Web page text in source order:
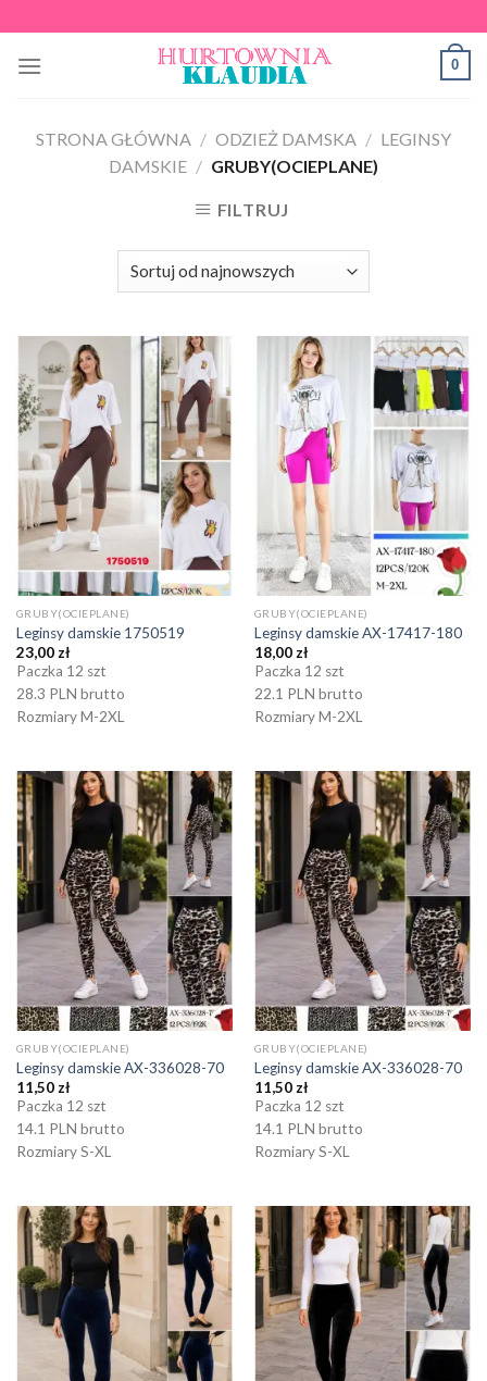
to
content
0
STRONA GŁÓWNA / ODZIEŻ DAMSKA / LEGINSY
DAMSKIE / GRUBY(OCIEPLANE)
FILTRUJ
GRUBY(OCIEPLANE)
Leginsy damskie 1750519
23,00 zł
Paczka 12 szt
28.3 PLN brutto
Rozmiary M-2XL
GRUBY(OCIEPLANE)
Leginsy damskie AX-17417-180
18,00 zł
Paczka 12 szt
22.1 PLN brutto
Rozmiary M-2XL
GRUBY(OCIEPLANE)
Leginsy damskie AX-336028-70
11,50 zł
Paczka 12 szt
14.1 PLN brutto
Rozmiary S-XL
GRUBY(OCIEPLANE)
Leginsy damskie AX-336028-70
11,50 zł
Paczka 12 szt
14.1 PLN brutto
Rozmiary S-XL